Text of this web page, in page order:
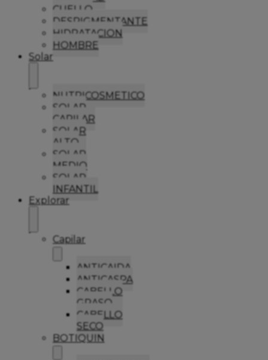
CUELLO
DESPIGMENTANTE
HIDRATACION
HOMBRE
Solar
NUTRICOSMETICO
SOLAR
CAPILAR
SOLAR
ALTO
SOLAR
MEDIO
SOLAR
INFANTIL
Explorar
Capilar
ANTICAIDA
ANTICASPA
CABELLO
GRASO
CABELLO
SECO
BOTIQUIN